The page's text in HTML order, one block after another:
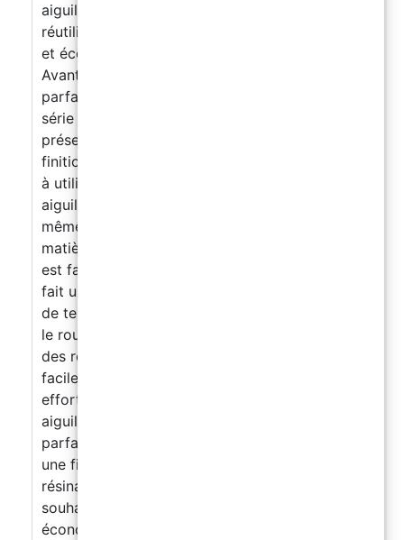
aiguilles est facile à utiliser, facile à nettoyer et
réutilisable, ce qui en fait un choix écologique
et économique pour tous les bricoleurs.
Avantages : Élimine les bulles pour un résultat
parfait : le rouleau à aiguilles est équipé d'une
série de petites aiguilles qui cassent les bulles
présentes dans la résine, garantissant une
finition uniforme et sans imperfections. Facile
à utiliser, propre et réutilisable : le rouleau à
aiguilles est conçu pour être facile à utiliser,
même pour ceux qui n'ont pas d'expérience en
matière de revêtement de résine. De plus, il
est facile à nettoyer et réutilisable, ce qui en
fait un choix écologique et économique. Gain
de temps : grâce à sa technologie innovante,
le rouleau à aiguilles vous permet d'obtenir
des résultats parfaits rapidement et
facilement, en économisant du temps et des
efforts. Garantit le résultat : le rouleau à
aiguilles est conçu pour garantir des résultats
parfaits, en éliminant les bulles et en assurant
une finition uniforme et professionnelle lors du
résinage des surfaces et des sols. Si vous
souhaitez obtenir des résultats parfaits et
économiser du temps et des efforts lors du